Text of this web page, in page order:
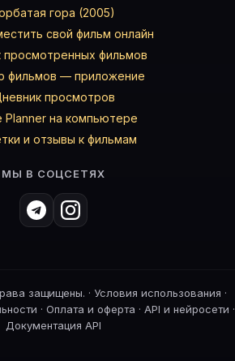
гора (2005)
свой фильм онлайн
просмотренных фильмов
фильмов — приложение
просмотров
Planner на компьютере
и отзывы к фильмам
МЫ В СОЦСЕТЯХ
защищены. · Условия использования ·
· Оплата и оферта · API и нейросети ·
Документация API